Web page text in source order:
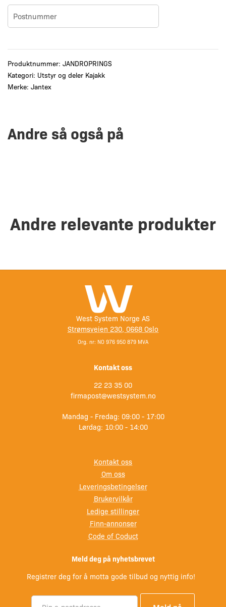
Produktnummer: JANDROPRINGS
Kategori: Utstyr og deler Kajakk
Merke: Jantex
Andre så også på
Andre relevante produkter
West System Norge AS
Strømsveien 230, 0668 Oslo
Org. nr: NO 976 950 879 MVA
Kontakt oss
22 23 35 00
firmapost@westsystem.no
Mandag - Fredag: 09:00 - 17:00
Lørdag: 10:00 - 14:00
Kontakt oss
Om oss
Leveringsbetingelser
Brukervilkår
Ledige stillinger
Finn-annonser
Code of Coduct
Meld deg på nyhetsbrevet
Registrer deg for å motta gode tilbud og nyttig info!